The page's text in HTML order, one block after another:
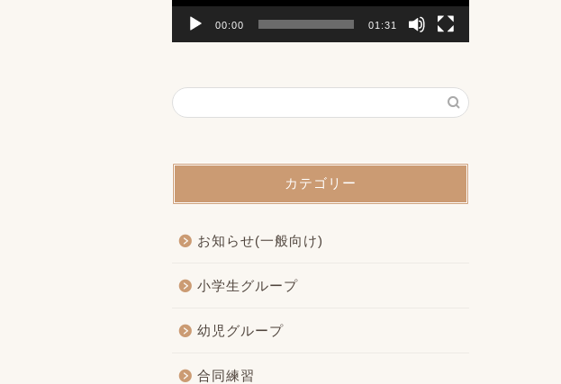
00:00 01:31
カテゴリー
お知らせ(一般向け)
小学生グループ
幼児グループ
合同練習